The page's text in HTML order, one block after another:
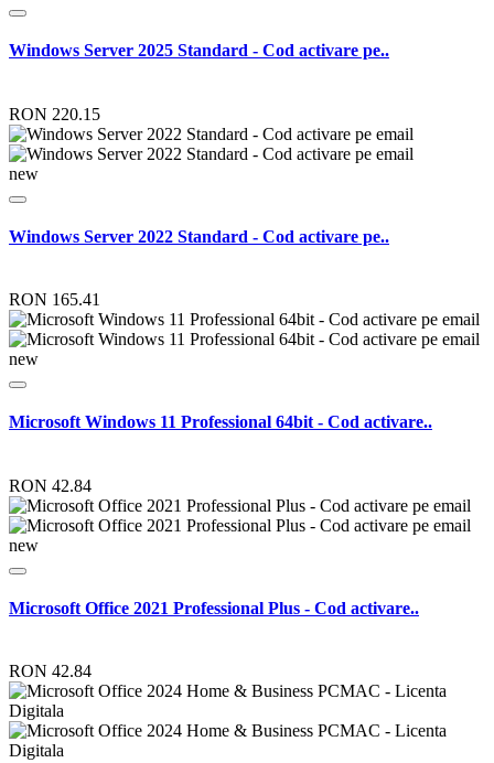
Windows Server 2025 Standard - Cod activare pe..
RON 220.15
new
Windows Server 2022 Standard - Cod activare pe..
RON 165.41
new
Microsoft Windows 11 Professional 64bit - Cod activare..
RON 42.84
new
Microsoft Office 2021 Professional Plus - Cod activare..
RON 42.84